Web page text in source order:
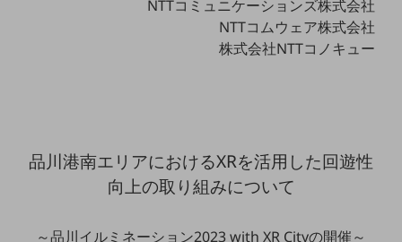
地域社会を支える皆さまと地域課題の解決や
地域経済のさらなる活性化に取り組みます
自治体・地域社会との共創
NTTコミュニケーションズ株式会社
NTTコムウェア株式会社
株式会社NTTコノキュー
品川港南エリアにおけるXRを活用した回遊性
向上の取り組みについて
～品川イルミネーション2023 with XR Cityの開催～